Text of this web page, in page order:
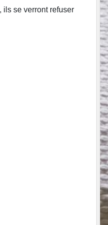
ils se verront refuser